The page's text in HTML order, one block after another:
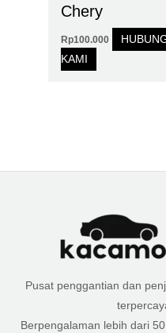
Chery
Rp100.000
KAMI
Pusat penggantian dan
Berpengalaman lebih dari